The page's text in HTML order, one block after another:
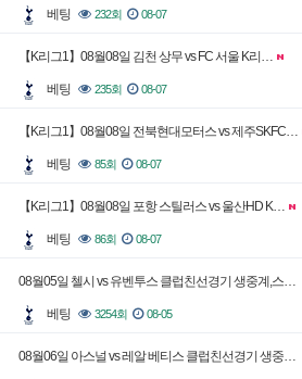
베팅 232회 08-07
【K리그1】08월08일 김천 상무 vs FC 서울 K리…
베팅 235회 08-07
【K리그1】08월08일 전북현대모터스 vs 제주SKFC…
베팅 85회 08-07
【K리그1】08월08일 포항 스틸러스 vs 울산HD K…
베팅 86회 08-07
08월05일 첼시 vs 유벤투스 클럽친선경기 생중계,스…
베팅 3254회 08-05
08월06일 아스널 vs 레알 베티스 클럽친선경기 생중…